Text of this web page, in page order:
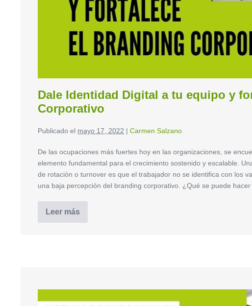
Dale Identidad Digital a tu equipo y
Corporativo
Publicado el mayo 17, 2022 | Carmen Salzano
De las ocupaciones más fuertes hoy en las organizaciones, se
elemento fundamental para el crecimiento sostenido y escalable.
de rotación o turnover es que el trabajador no se identifica con los
una baja percepción del branding corporativo. ¿Qué se puede
Leer más